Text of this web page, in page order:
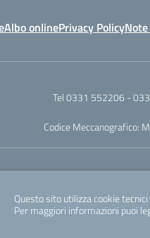
Albo onlinePrivacy Policy
Tel 0331 552206 -
Codice Meccanografico:
Questo sito utilizza cookie
Per maggiori informazioni puoi